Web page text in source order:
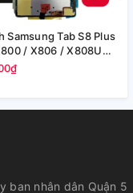
Samsung Tab S8 Plus
/ X806 / X808U
ban nhân dân Quận 5